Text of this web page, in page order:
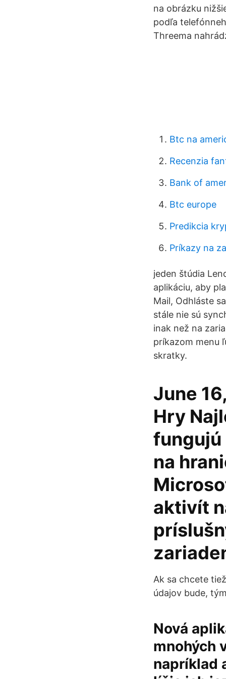
na obrázku
podľa
Threema
Btc na
Recenzia
Bank of
Btc europe
Predikcia
Príkazy na
jeden štúdia
aplikáciu, aby
Mail, Odhláste
stále nie sú
inak než na
príkazom menu
skratky.
June
Hry
fungujú
na
aktivít
Ak sa chcete
údajov bude,
Nová
mnohých
napríklad